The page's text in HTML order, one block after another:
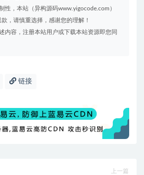
性，本站（异构源码www.yigocode.com）
，请慎重选择，感谢您的理解！
内容，注册本站用户或下载本站资源即您同
链接
上一篇